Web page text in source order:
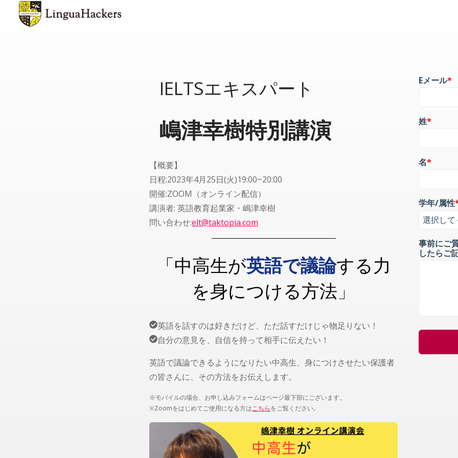
IELTSエキスパート
嶋津幸樹特別講演
【概要】
日程:2023年4月25日(火)19:00~20:00
開催:ZOOM（オンライン配信）
講演者: 英語教育起業家・嶋津幸樹
問い合わせ:elt@taktopia.com
「中高生が英語で議論する力
を身につける方法 」
英語を話すのは好きだけど、ただ話すだけじゃ物足りない！
自分の意見を、自信を持って相手に伝えたい！
英語で議論できるようになりたい中高生、身につけさせたい保護者
の皆さんに、その方法をお伝えします。
※モバイルの場合、お申し込みフォームはページ最下部にございます。
※Zoomをはじめてご使用になる方はこちらをご覧ください。
Eメール*
姓*
名*
学年/属性
事前にご
したらご